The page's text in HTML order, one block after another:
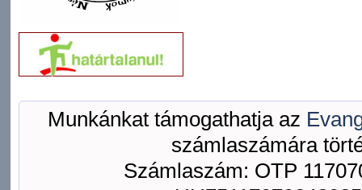
Munkánkat támogathatja az
számlaszámára
Számlaszám: OTP